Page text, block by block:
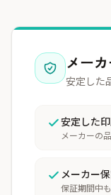
メー
安定した
安定した
メーカーの
メーカー
保証期間中